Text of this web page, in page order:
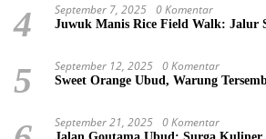
4 September 7, 2025 0 Komentar
Juwuk Manis Rice Field Walk: Jalur
5 September 12, 2025 0 Komentar
Sweet Orange Ubud, Warung
September 21, 2025 0 Komentar